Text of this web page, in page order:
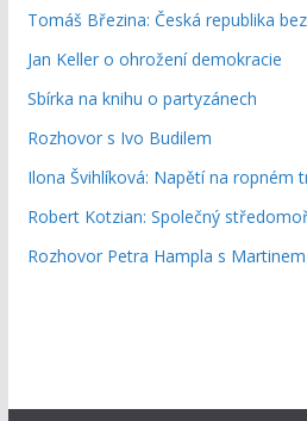
Tomáš Březina: Česká republika
Jan Keller o ohrožení demokracie
Sbírka na knihu o partyzánech
Rozhovor s Ivo Budilem
Ilona Švihlíková: Napětí na ropném
Robert Kotzian: Společný
Rozhovor Petra Hampla s